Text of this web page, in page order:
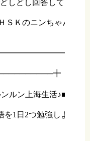
しどし回答してくだ
ＳＫのニンちゃん”が
記┃
ン上海生活♪■
を1日2つ勉強しよう！